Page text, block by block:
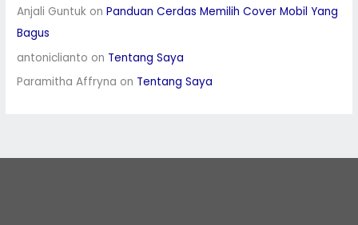
Anjali Guntuk onPanduan Cerdas Memilih Cover Mobil Yang
Bagus
antoniclianto on Tentang Saya
Paramitha Affryna on Tentang Saya